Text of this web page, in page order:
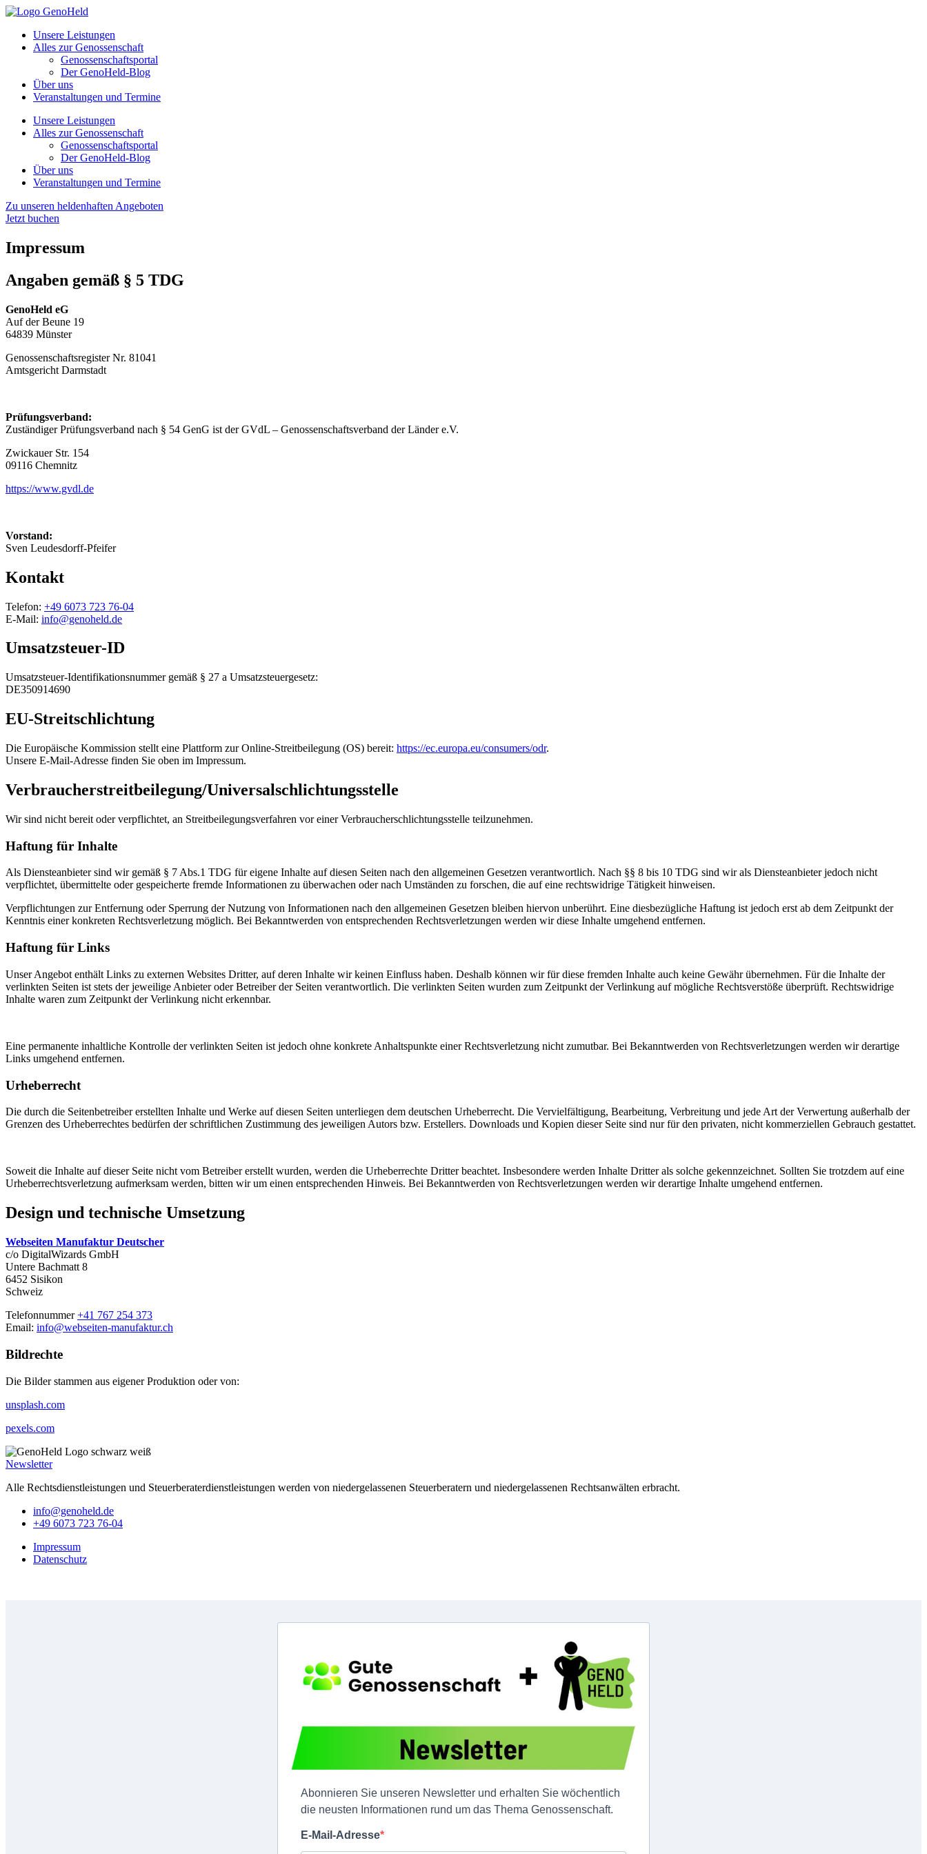
Unsere Leistungen
Alles zur Genossenschaft
Genossenschaftsportal
Der GenoHeld-Blog
Über uns
Veranstaltungen und Termine
Unsere Leistungen
Alles zur Genossenschaft
Genossenschaftsportal
Der GenoHeld-Blog
Über uns
Veranstaltungen und Termine
Zu unseren heldenhaften Angeboten
Jetzt buchen
Impressum
Angaben gemäß § 5 TDG
GenoHeld eG
Auf der Beune 19
64839 Münster
Genossenschaftsregister Nr. 81041
Amtsgericht Darmstadt
Prüfungsverband:
Zuständiger Prüfungsverband nach § 54 GenG ist der GVdL – Genossenschaftsverband der Länder e.V.
Zwickauer Str. 154
09116 Chemnitz
https://www.gvdl.de
Vorstand:
Sven Leudesdorff-Pfeifer
Kontakt
Telefon: +49 6073 723 76-04
E-Mail: info@genoheld.de
Umsatzsteuer-ID
Umsatzsteuer-Identifikationsnummer gemäß § 27 a Umsatzsteuergesetz:
DE350914690
EU-Streitschlichtung
Die Europäische Kommission stellt eine Plattform zur Online-Streitbeilegung (OS) bereit: https://ec.europa.eu/consumers/odr.
Unsere E-Mail-Adresse finden Sie oben im Impressum.
Verbraucher­streit­beilegung/Universal­schlichtungs­stelle
Wir sind nicht bereit oder verpflichtet, an Streitbeilegungsverfahren vor einer Verbraucherschlichtungsstelle teilzunehmen.
Haftung für Inhalte
Als Diensteanbieter sind wir gemäß § 7 Abs.1 TDG für eigene Inhalte auf diesen Seiten nach den allgemeinen Gesetzen verantwortlich. Nach §§ 8 bis 10 TDG sind wir als Diensteanbieter jedoch nicht
verpflichtet, übermittelte oder gespeicherte fremde Informationen zu überwachen oder nach Umständen zu forschen, die auf eine rechtswidrige Tätigkeit hinweisen.
Verpflichtungen zur Entfernung oder Sperrung der Nutzung von Informationen nach den allgemeinen Gesetzen bleiben hiervon unberührt. Eine diesbezügliche Haftung ist jedoch erst ab dem Zeitpunkt der
Kenntnis einer konkreten Rechtsverletzung möglich. Bei Bekanntwerden von entsprechenden Rechtsverletzungen werden wir diese Inhalte umgehend entfernen.
Haftung für Links
Unser Angebot enthält Links zu externen Websites Dritter, auf deren Inhalte wir keinen Einfluss haben. Deshalb können wir für diese fremden Inhalte auch keine Gewähr übernehmen. Für die Inhalte der
verlinkten Seiten ist stets der jeweilige Anbieter oder Betreiber der Seiten verantwortlich. Die verlinkten Seiten wurden zum Zeitpunkt der Verlinkung auf mögliche Rechtsverstöße überprüft. Rechtswidrige
Inhalte waren zum Zeitpunkt der Verlinkung nicht erkennbar.
Eine permanente inhaltliche Kontrolle der verlinkten Seiten ist jedoch ohne konkrete Anhaltspunkte einer Rechtsverletzung nicht zumutbar. Bei Bekanntwerden von Rechtsverletzungen werden wir derartige
Links umgehend entfernen.
Urheberrecht
Die durch die Seitenbetreiber erstellten Inhalte und Werke auf diesen Seiten unterliegen dem deutschen Urheberrecht. Die Vervielfältigung, Bearbeitung, Verbreitung und jede Art der Verwertung außerhalb der
Grenzen des Urheberrechtes bedürfen der schriftlichen Zustimmung des jeweiligen Autors bzw. Erstellers. Downloads und Kopien dieser Seite sind nur für den privaten, nicht kommerziellen Gebrauch gestattet.
Soweit die Inhalte auf dieser Seite nicht vom Betreiber erstellt wurden, werden die Urheberrechte Dritter beachtet. Insbesondere werden Inhalte Dritter als solche gekennzeichnet. Sollten Sie trotzdem auf eine
Urheberrechtsverletzung aufmerksam werden, bitten wir um einen entsprechenden Hinweis. Bei Bekanntwerden von Rechtsverletzungen werden wir derartige Inhalte umgehend entfernen.
Design und technische Umsetzung
Webseiten Manufaktur Deutscher
c/o DigitalWizards GmbH
Untere Bachmatt 8
6452 Sisikon
Schweiz
Telefonnummer+41 767 254 373
Email: info@webseiten-manufaktur.ch
Bildrechte
Die Bilder stammen aus eigener Produktion oder von:
unsplash.com
pexels.com
Newsletter
Alle Rechtsdienstleistungen und Steuerberaterdienstleistungen werden von niedergelassenen Steuerberatern und niedergelassenen Rechtsanwälten erbracht.
info@genoheld.de
+49 6073 723 76-04
Impressum
Datenschutz
Abonnieren Sie unseren Newsletter und erhalten Sie wöchentlich
die neusten Informationen rund um das Thema Genossenschaft.
E-Mail-Adresse